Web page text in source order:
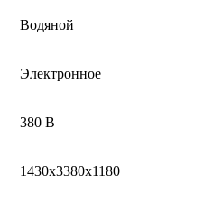
Водяной
Электронное
380 В
1430х3380х1180